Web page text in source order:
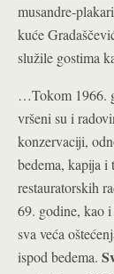
musandre-
kuće
služile gostima
…Tokom 1966.
vršeni su i
konzervaciji,
bedema, kapija i
restauratorskih
69. godine, kao
sva veća
ispod bedema.